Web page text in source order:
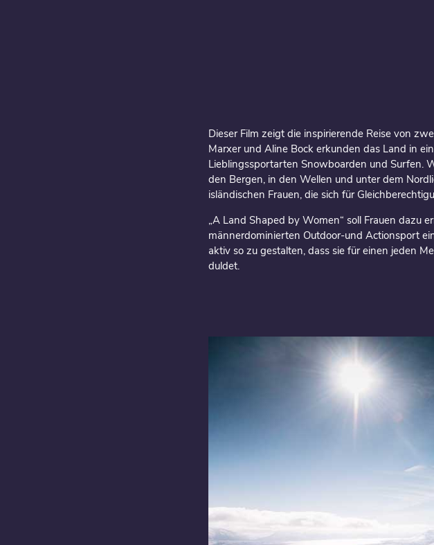
Dieser Film zeigt die inspirierende Reise von
Marxer und Aline Bock erkunden das Land in
Lieblingssportarten Snowboarden und Surfen.
den Bergen, in den Wellen und unter dem
isländischen Frauen, die sich für
„A Land Shaped by Women“ soll Frauen dazu
männerdominierten Outdoor-und Actionsport
aktiv so zu gestalten, dass sie für einen jeden
duldet.